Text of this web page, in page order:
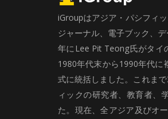
iGroupはアジア・パシフィ
ジャーナル、電子ブック、
年にLee Pit Teong氏がタイ
1980年代末から1990年代に
式に統括しました。これま
ィックの研究者、教育者、
た。現在、全アジア及びオ